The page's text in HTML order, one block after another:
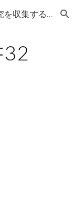
Skip to navigation
ゲーム研究家・草場純さんの研究を収集するサイト